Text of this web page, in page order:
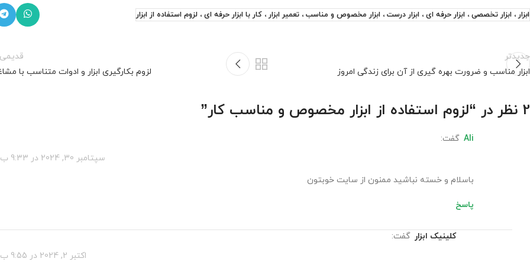
ابزار ، ابزار تخصصی ، ابزار حرفه ای ، ابزار درست ، ابزار مخصوص و مناسب ، تعمیر ابزار ، کار با ابزار حرفه ای ، لزوم استفاده از ابزار
جدیدتر
ابزار مناسب و ضرورت بهره گیری از آن برای زندگی امروز
لزوم بکارگیری ابزار و ادوات متناسب با
2 نظر در “ لزوم استفاده از ابزار مخصوص و مناسب کار”
ali
گفت:
سپتامبر 30, 2024 در 9:33 ب.ظ
باسلام و خسته نباشید ممنون از سایت خوبتون
پاسخ
کلینیک ابزار گفت:
اکتبر 2, 2024 در 9:55 ب.ظ